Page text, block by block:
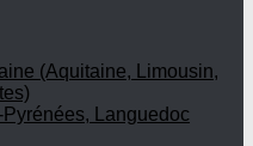
(Aquitaine, Limousin,
Languedoc